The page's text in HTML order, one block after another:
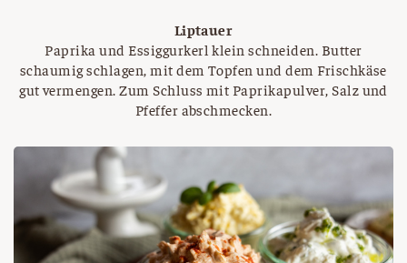
Liptauer
Paprika und Essiggurkerl klein schneiden. Butter
schaumig schlagen, mit dem Topfen und dem Frischkäse
gut vermengen. Zum Schluss mit Paprikapulver, Salz und
Pfeffer abschmecken.